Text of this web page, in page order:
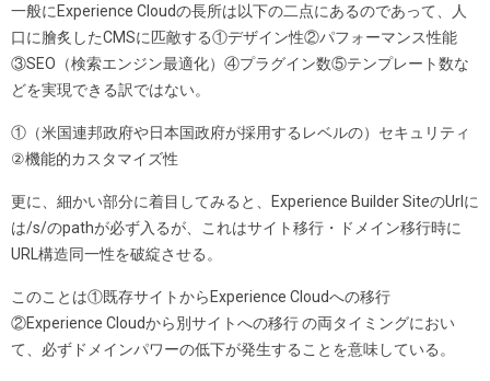
一般にExperience Cloudの長所は以下の二点にあるのであって、人
口に膾炙したCMSに匹敵する①デザイン性②パフォーマンス性能
③SEO（検索エンジン最適化）④プラグイン数⑤テンプレート数な
どを実現できる訳ではない。
①（米国連邦政府や日本国政府が採用するレベルの）セキュリティ
②機能的カスタマイズ性
更に、細かい部分に着目してみると、Experience Builder SiteのUrlに
は/s/のpathが必ず入るが、これはサイト移行・ドメイン移行時に
URL構造同一性を破綻させる。
このことは①既存サイトからExperience Cloudへの移行
②Experience Cloudから別サイトへの移行 の両タイミングにおい
て、必ずドメインパワーの低下が発生することを意味している。